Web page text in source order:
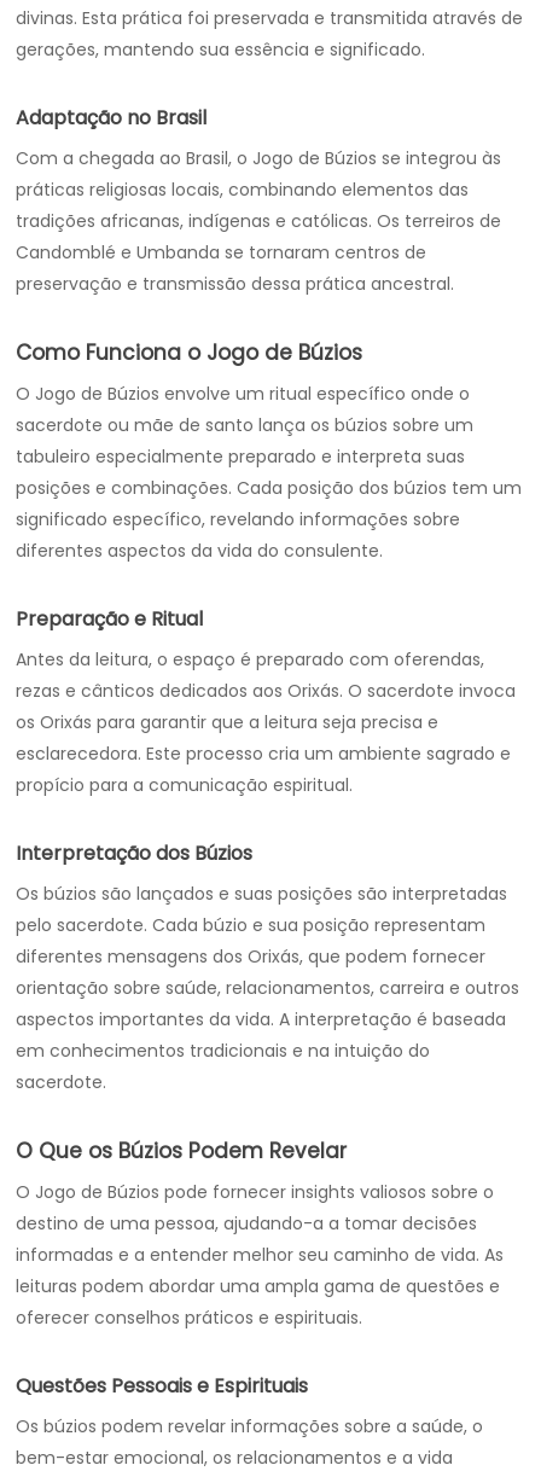
divinas. Esta prática foi preservada e transmitida através de
gerações, mantendo sua essência e significado.
Adaptação no Brasil
Com a chegada ao Brasil, o Jogo de Búzios se integrou às
práticas religiosas locais, combinando elementos das
tradições africanas, indígenas e católicas. Os terreiros de
Candomblé e Umbanda se tornaram centros de
preservação e transmissão dessa prática ancestral.
Como Funciona o Jogo de Búzios
O Jogo de Búzios envolve um ritual específico onde o
sacerdote ou mãe de santo lança os búzios sobre um
tabuleiro especialmente preparado e interpreta suas
posições e combinações. Cada posição dos búzios tem um
significado específico, revelando informações sobre
diferentes aspectos da vida do consulente.
Preparação e Ritual
Antes da leitura, o espaço é preparado com oferendas,
rezas e cânticos dedicados aos Orixás. O sacerdote invoca
os Orixás para garantir que a leitura seja precisa e
esclarecedora. Este processo cria um ambiente sagrado e
propício para a comunicação espiritual.
Interpretação dos Búzios
Os búzios são lançados e suas posições são interpretadas
pelo sacerdote. Cada búzio e sua posição representam
diferentes mensagens dos Orixás, que podem fornecer
orientação sobre saúde, relacionamentos, carreira e outros
aspectos importantes da vida. A interpretação é baseada
em conhecimentos tradicionais e na intuição do
sacerdote.
O Que os Búzios Podem Revelar
O Jogo de Búzios pode fornecer insights valiosos sobre o
destino de uma pessoa, ajudando-a a tomar decisões
informadas e a entender melhor seu caminho de vida. As
leituras podem abordar uma ampla gama de questões e
oferecer conselhos práticos e espirituais.
Questões Pessoais e Espirituais
Os búzios podem revelar informações sobre a saúde, o
bem-estar emocional, os relacionamentos e a vida